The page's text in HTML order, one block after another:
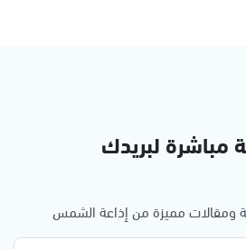
مباشرة لبريدك
ومقالات مميزة من إذاعة الشمس